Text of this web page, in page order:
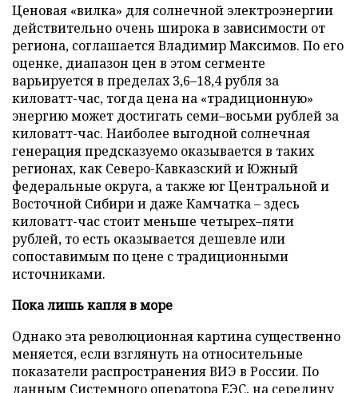
Ценовая «вилка» для солнечной электроэнергии
действительно очень широка в зависимости от
региона, соглашается Владимир Максимов. По его
оценке, диапазон цен в этом сегменте
варьируется в пределах 3,6–18,4 рубля за
киловатт-час, тогда цена на «традиционную»
энергию может достигать семи–восьми рублей за
киловатт-час. Наиболее выгодной солнечная
генерация предсказуемо оказывается в таких
регионах, как Северо-Кавказский и Южный
федеральные округа, а также юг Центральной и
Восточной Сибири и даже Камчатка – здесь
киловатт-час стоит меньше четырех–пяти
рублей, то есть оказывается дешевле или
сопоставимым по цене с традиционными
источниками.
Пока лишь капля в море
Однако эта революционная картина существенно
меняется, если взглянуть на относительные
показатели распространения ВИЭ в России. По
данным Системного оператора ЕЭС, на середину